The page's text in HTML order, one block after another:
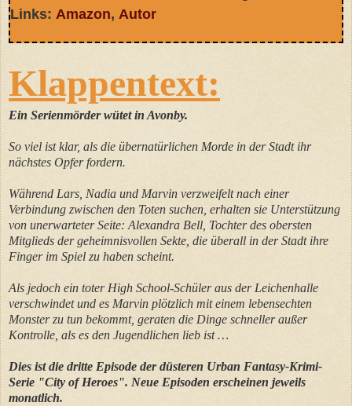
Links: Amazon, Autor
Klappentext:
Ein Serienmörder wütet in Avonby.
So viel ist klar, als die übernatürlichen Morde in der Stadt ihr
nächstes Opfer fordern.
Während Lars, Nadia und Marvin verzweifelt nach einer
Verbindung zwischen den Toten suchen, erhalten sie Unterstützung
von unerwarteter Seite: Alexandra Bell, Tochter des obersten
Mitglieds der geheimnisvollen Sekte, die überall in der Stadt ihre
Finger im Spiel zu haben scheint.
Als jedoch ein toter High School-Schüler aus der Leichenhalle
verschwindet und es Marvin plötzlich mit einem lebensechten
Monster zu tun bekommt, geraten die Dinge schneller außer
Kontrolle, als es den Jugendlichen lieb ist …
Dies ist die dritte Episode der düsteren Urban Fantasy-Krimi-
Serie "City of Heroes". Neue Episoden erscheinen jeweils
monatlich.